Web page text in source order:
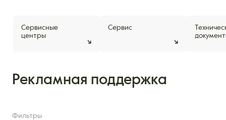
Сервисные
центры
Сервис
Рекламная поддержка
Фильтры